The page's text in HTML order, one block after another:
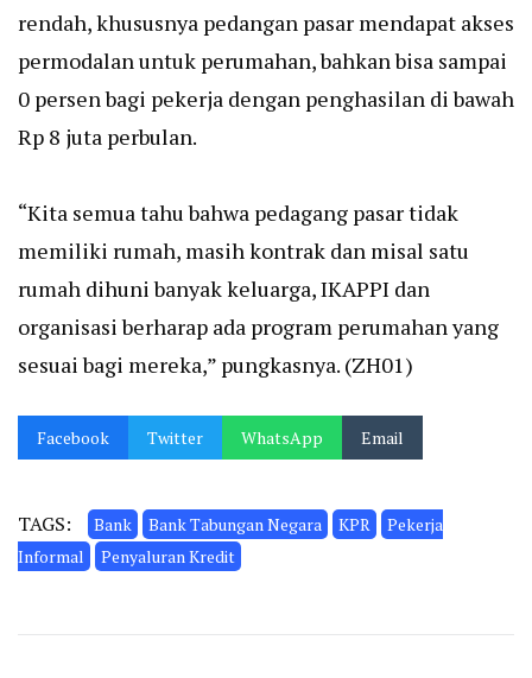
rendah, khususnya pedangan pasar mendapat akses
permodalan untuk perumahan, bahkan bisa sampai
0 persen bagi pekerja dengan penghasilan di bawah
Rp 8 juta perbulan.
“Kita semua tahu bahwa pedagang pasar tidak
memiliki rumah, masih kontrak dan misal satu
rumah dihuni banyak keluarga, IKAPPI dan
organisasi berharap ada program perumahan yang
sesuai bagi mereka,” pungkasnya. (ZH01)
Facebook Twitter WhatsApp Email
TAGS: Bank Bank Tabungan Negara KPR
Pekerja
Informal
Penyaluran Kredit